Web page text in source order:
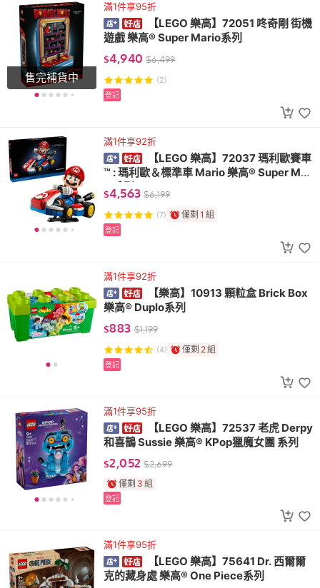
售完補貨中
滿1件享95折
【LEGO 樂高】72051 咚奇剛 街機
遊戲 樂高® Super Mario系列
$4,940 $6,499
(2)
登記
滿1件享92折
【LEGO 樂高】72037 瑪利歐賽車
™ : 瑪利歐＆標準車 Mario 樂高® Super Mar
io系列
$4,563 $6,199
(7) 僅剩 1 組
登記
滿1件享92折
【樂高】10913 顆粒盒 Brick Box
樂高® Duplo系列
$883 $1,199
(4) 僅剩 2組
登記
滿1件享95折
【LEGO 樂高】72537 老虎 Derpy
和喜鵲 Sussie 樂高® KPop獵魔女團 系列
$2,052 $2,699
僅剩 3 組
登記
滿1件享95折
【LEGO 樂高】75641 Dr. 西爾爾
克的藏身處 樂高® One Piece系列